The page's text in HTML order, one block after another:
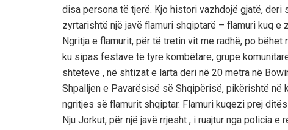
disa persona të tjerë. Kjo histori vazhdojë gjatë,
zyrtarishtë një javë flamuri shqiptarë – flamuri kuq e
Ngritja e flamurit, për të tretin vit me radhë, po
ku sipas festave të tyre kombëtare, grupe
shteteve , në shtizat e larta deri në 20 metra në
Shpalljen e Pavarësisë së Shqipërisë, pikërishtë në
ngritjes së flamurit shqiptar. Flamuri kuqezi prej
Nju Jorkut, për një javë rrjesht , i ruajtur nga policia